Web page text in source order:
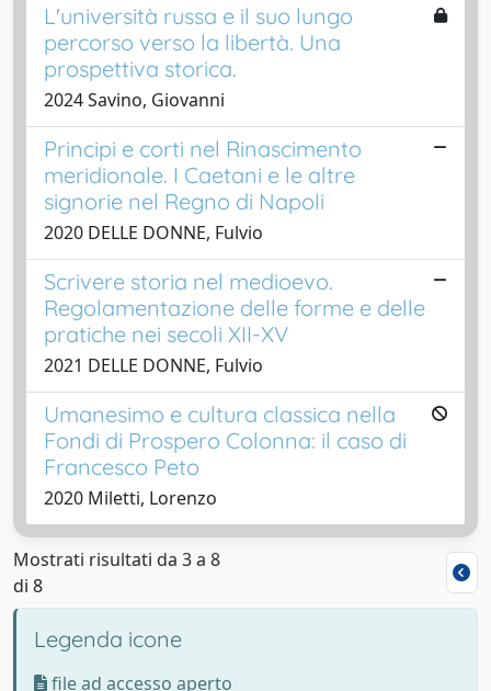
L'università russa e il suo lungo
percorso verso la libertà. Una
prospettiva storica.
2024 Savino, Giovanni
Principi e corti nel Rinascimento
meridionale. I Caetani e le altre
signorie nel Regno di Napoli
2020 DELLE DONNE, Fulvio
Scrivere storia nel medioevo.
Regolamentazione delle forme e delle
pratiche nei secoli XII-XV
2021 DELLE DONNE, Fulvio
Umanesimo e cultura classica nella
Fondi di Prospero Colonna: il caso di
Francesco Peto
2020 Miletti, Lorenzo
Mostrati risultati da 3 a 8
di 8
Legenda icone
file ad accesso aperto